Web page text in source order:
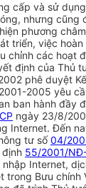
cấp và sử
nhưng cũng
phương
triển, việc
chỉnh các hoạt
định của Thủ
phê duyệt
2005 yêu
ban hành đầy
ngày 23/8/
Internet. Đến
tư số04/
55/2001/
Internet,
Bưu chính